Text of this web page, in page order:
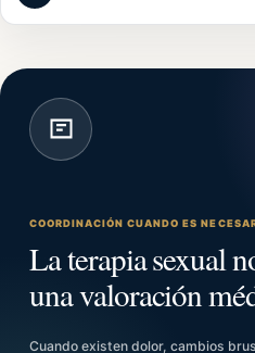
COORDINACIÓN CUANDO ES
La terapia sexual
una valoración
Cuando existen dolor, cambios